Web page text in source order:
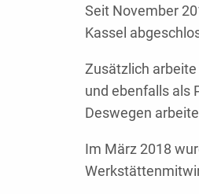
Seit November
Kassel
Zusätzlich
und ebenfalls als
Deswegen
Im März 2018